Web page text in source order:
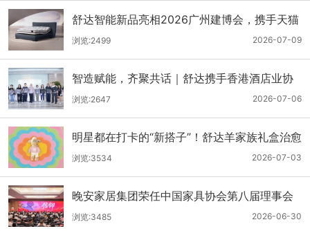
舒达智能新品亮相2026广州建博会，携手天猫
精灵打造智慧适老空间
2026-07-09
浏览:2499
智造赋能，齐聚共话｜舒达携手香港酒店业协
会，共启高端商旅睡眠新境
2026-07-06
浏览:2647
明星都在打卡的“新搭子”！舒达羊家族礼盒治愈
登场
2026-07-03
浏览:3534
晚安家居集团荣任中国家具协会第八届理事会
副理事长单位
2026-06-30
浏览:3485